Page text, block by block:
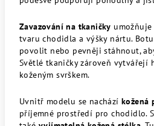
Zavazování na tkaničky
tvaru chodidla a výšky nártu.
povolit nebo pevněji stáhnout,
Světlé tkaničky zároveň vytvářejí
koženým svrškem.
Uvnitř modelu se nachází kožená
příjemné prostředí pro chodidlo.